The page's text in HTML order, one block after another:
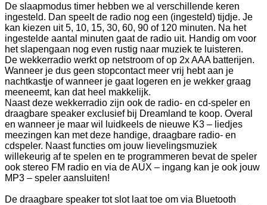
De slaapmodus timer hebben we al verschillende keren
ingesteld. Dan speelt de radio nog een (ingesteld) tijdje. Je
kan kiezen uit 5, 10, 15, 30, 60, 90 of 120 minuten. Na het
ingestelde aantal minuten gaat de radio uit. Handig om voor
het slapengaan nog even rustig naar muziek te luisteren.
De wekkerradio werkt op netstroom of op 2x AAA batterijen.
Wanneer je dus geen stopcontact meer vrij hebt aan je
nachtkastje of wanneer je gaat logeren en je wekker graag
meeneemt, kan dat heel makkelijk.
Naast deze wekkerradio zijn ook de radio- en cd-speler en
draagbare speaker exclusief bij Dreamland te koop. Overal
en wanneer je maar wil luidkeels de nieuwe K3 – liedjes
meezingen kan met deze handige, draagbare radio- en
cdspeler. Naast functies om jouw lievelingsmuziek
willekeurig af te spelen en te programmeren bevat de speler
ook stereo FM radio en via de AUX – ingang kan je ook jouw
MP3 – speler aansluiten!
De draagbare speaker tot slot laat toe om via Bluetooth